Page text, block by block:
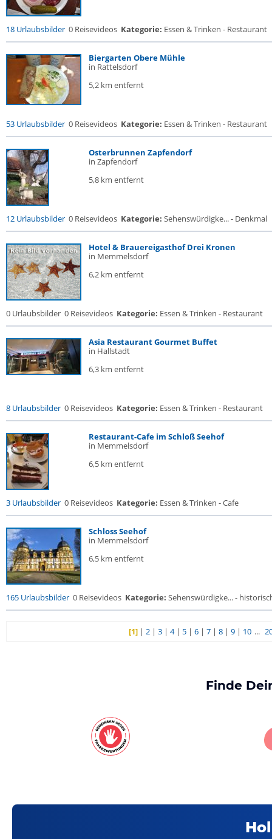
18 Urlaubsbilder 0 Reisevideos Kategorie: Essen & Trinken - Restaurant
Biergarten Obere Mühle
in Rattelsdorf
5,2 km entfernt
53 Urlaubsbilder 0 Reisevideos Kategorie: Essen & Trinken - Restaurant
Osterbrunnen Zapfendorf
in Zapfendorf
5,8 km entfernt
12 Urlaubsbilder 0 Reisevideos Kategorie: Sehenswürdigke... - Denkmal
Hotel & Brauereigasthof Drei Kronen
in Memmelsdorf
6,2 km entfernt
0 Urlaubsbilder 0 Reisevideos Kategorie: Essen & Trinken - Restaurant
Asia Restaurant Gourmet Buffet
in Hallstadt
6,3 km entfernt
8 Urlaubsbilder 0 Reisevideos Kategorie: Essen & Trinken - Restaurant
Restaurant-Cafe im Schloß Seehof
in Memmelsdorf
6,5 km entfernt
3 Urlaubsbilder 0 Reisevideos Kategorie: Essen & Trinken - Cafe
Schloss Seehof
in Memmelsdorf
6,5 km entfernt
165 Urlaubsbilder 0 Reisevideos Kategorie: Sehenswürdigke... -
[1]| 2| 3| 4| 5| 6| 7| 8| 9| 10 ...
Finde